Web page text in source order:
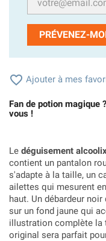
PRÉVENEZ-
 Ajouter à mes
Fan de potion magique
vous !
Le déguisement
contient un pantalon
s'adapte à la taille, un
ailettes qui mesurent
haut. Un débardeur
sur un fond jaune qui
illustration complète la
original sera parfait